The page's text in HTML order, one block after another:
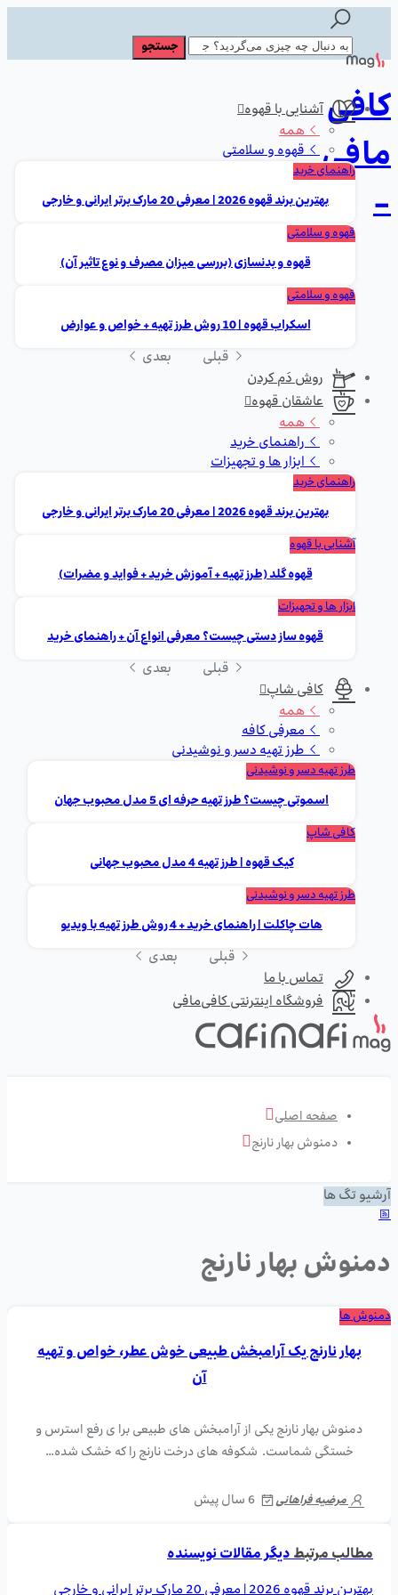
کافی
مافی
-
آشنایی با قهوه
همه
قهوه و سلامتی
راهنمای خرید
بهترین برند قهوه 2026 | معرفی 20 مارک برتر ایرانی و خارجی
قهوه و سلامتی
قهوه و بدنسازی (بررسی میزان مصرف و نوع تاثیر آن)
قهوه و سلامتی
اسکراب قهوه | 10 روش طرز تهیه + خواص و عوارض
قبلی
بعدی
روش دَم کردن
عاشقان قهوه
همه
راهنمای خرید
ابزار ها و تجهیزات
راهنمای خرید
بهترین برند قهوه 2026 | معرفی 20 مارک برتر ایرانی و خارجی
آشنایی با قهوه
قهوه گلد (طرز تهیه + آموزش خرید + فواید و مضرات)
ابزار ها و تجهیزات
قهوه ساز دستی چیست؟ معرفی انواع آن + راهنمای خرید
قبلی
بعدی
کافی شاپ
همه
معرفی کافه
طرز تهیه دسر و نوشیدنی
طرز تهیه دسر و نوشیدنی
اسموتی چیست؟ طرز تهیه حرفه ای 5 مدل محبوب جهان
کافی شاپ
کیک قهوه | طرز تهیه 4 مدل محبوب جهانی
طرز تهیه دسر و نوشیدنی
هات چاکلت | راهنمای خرید + 4 روش طرز تهیه با ویدیو
قبلی
بعدی
تماس با ما
فروشگاه اینترنتی کافی‌مافی
صفحه اصلی
دمنوش بهار نارنج
آرشیو تگ ها
دمنوش بهار نارنج
دمنوش ها
بهار نارنج یک آرامبخش طبیعی خوش عطر، خواص و تهیه
آن
دمنوش بهار نارنج یکی از آرامبخش های طبیعی برا ی رفع استرس و
خستگی شماست. شکوفه های درخت نارنج را که خشک شده…
مرضیه فراهانی 6 سال پیش
مطالب مرتبطدیگر مقالات نویسنده
بهترین برند قهوه 2026 | معرفی 20 مارک برتر ایرانی و خارجی